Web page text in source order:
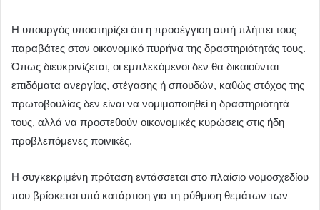
Η υπουργός υποστηρίζει ότι η προσέγγιση αυτή πλήττει τους
παραβάτες στον οικονομικό πυρήνα της δραστηριότητάς τους.
Όπως διευκρινίζεται, οι εμπλεκόμενοι δεν θα δικαιούνται
επιδόματα ανεργίας, στέγασης ή σπουδών, καθώς στόχος της
πρωτοβουλίας δεν είναι να νομιμοποιηθεί η δραστηριότητά
τους, αλλά να προστεθούν οικονομικές κυρώσεις στις ήδη
προβλεπόμενες ποινικές.
Η συγκεκριμένη πρόταση εντάσσεται στο πλαίσιο νομοσχεδίου
που βρίσκεται υπό κατάρτιση για τη ρύθμιση θεμάτων των